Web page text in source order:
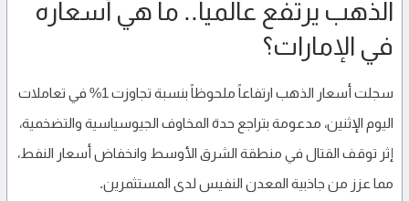
الذهب يرتفع عالمياً.. ما هي أسعاره
في الإمارات؟
سجلت أسعار الذهب ارتفاعاً ملحوظاً بنسبة تجاوزت 1% في تعاملات
اليوم الإثنين، مدعومة بتراجع حدة المخاوف الجيوسياسية والتضخمية،
إثر توقف القتال في منطقة الشرق الأوسط وانخفاض أسعار النفط،
مما عزز من جاذبية المعدن النفيس لدى المستثمرين.